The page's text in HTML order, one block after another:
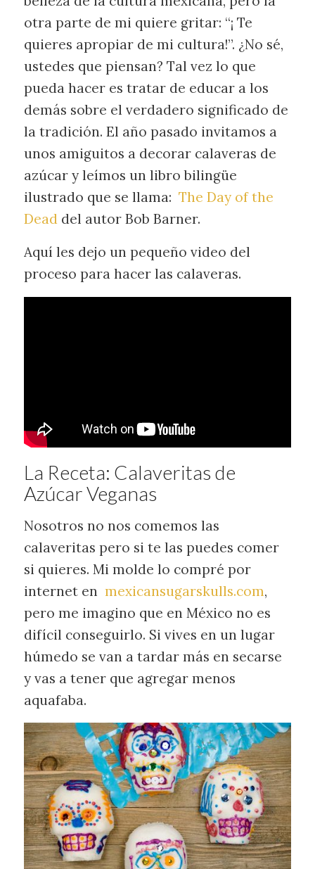
otra parte de mi quiere gritar: “¡ Te
quieres apropiar de mi cultura!”. ¿No sé,
ustedes que piensan? Tal vez lo que
pueda hacer es tratar de educar a los
demás sobre el verdadero significado de
la tradición. El año pasado invitamos a
unos amiguitos a decorar calaveras de
azúcar y leímos un libro bilingüe
ilustrado que se llama: The Day of the
Dead del autor Bob Barner.
Aquí les dejo un pequeño video del
proceso para hacer las calaveras.
La Receta: Calaveritas de
Azúcar Veganas
Nosotros no nos comemos las
calaveritas pero si te las puedes comer
si quieres. Mi molde lo compré por
internet en mexicansugarskulls.com,
pero me imagino que en México no es
difícil conseguirlo. Si vives en un lugar
húmedo se van a tardar más en secarse
y vas a tener que agregar menos
aquafaba.